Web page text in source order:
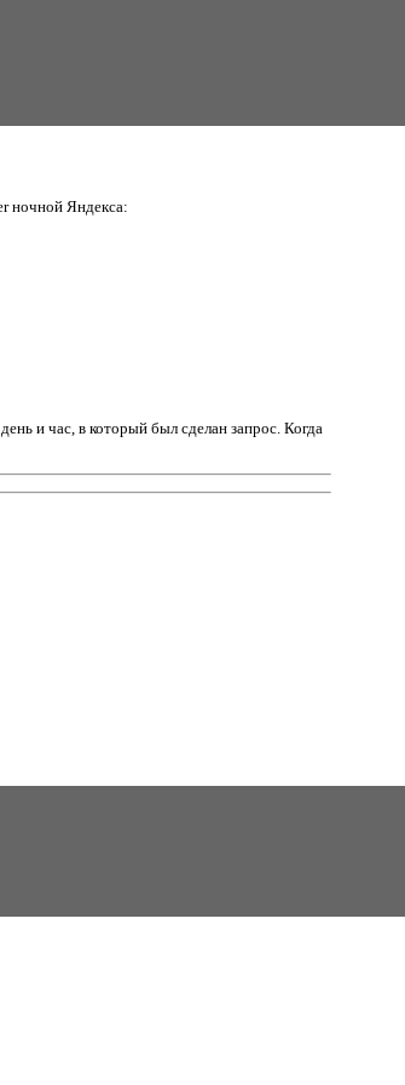
ночной Яндекса:
и час, в который был сделан запрос. Когда